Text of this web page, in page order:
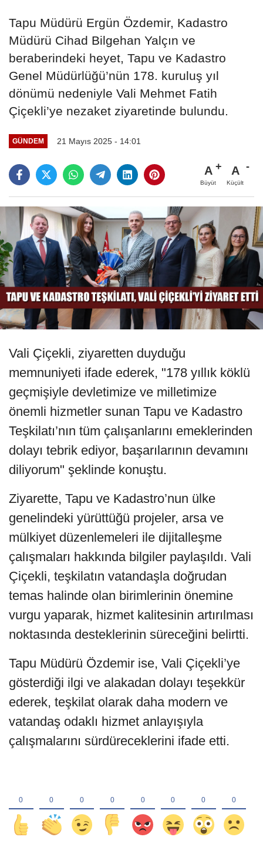
Tapu Müdürü Ergün Özdemir, Kadastro
Müdürü Cihad Bilgehan Yalçın ve
beraberindeki heyet, Tapu ve Kadastro
Genel Müdürlüğü’nün 178. kuruluş yıl
dönümü nedeniyle Vali Mehmet Fatih
Çiçekli’ye nezaket ziyaretinde bulundu.
GÜNDEM 21 Mayıs 2025 - 14:01
A
Büyüt
A
Küçült
Vali Çiçekli, ziyaretten duyduğu
memnuniyeti ifade ederek, "178 yıllık köklü
geçmişiyle devletimize ve milletimize
önemli hizmetler sunan Tapu ve Kadastro
Teşkilatı’nın tüm çalışanlarını emeklerinden
dolayı tebrik ediyor, başarılarının devamını
diliyorum" şeklinde konuştu.
Ziyarette, Tapu ve Kadastro’nun ülke
genelindeki yürüttüğü projeler, arsa ve
mülkiyet düzenlemeleri ile dijitalleşme
çalışmaları hakkında bilgiler paylaşıldı. Vali
Çiçekli, teşkilatın vatandaşla doğrudan
temas halinde olan birimlerinin önemine
vurgu yaparak, hizmet kalitesinin artırılması
noktasında desteklerinin süreceğini belirtti.
Tapu Müdürü Özdemir ise, Vali Çiçekli’ye
gösterdiği ilgi ve alakadan dolayı teşekkür
ederek, teşkilat olarak daha modern ve
vatandaş odaklı hizmet anlayışıyla
çalışmalarını sürdüreceklerini ifade etti.